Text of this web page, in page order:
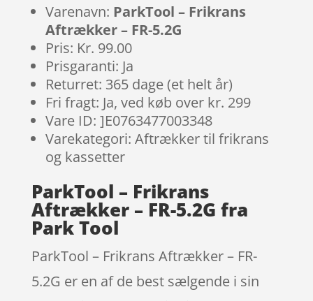
Varenavn: ParkTool – Frikrans
Aftrækker – FR-5.2G
Pris: Kr. 99.00
Prisgaranti: Ja
Returret: 365 dage (et helt år)
Fri fragt: Ja, ved køb over kr. 299
Vare ID: ]E0763477003348
Varekategori: Aftrækker til frikrans
og kassetter
ParkTool – Frikrans
Aftrækker – FR-5.2G fra
Park Tool
ParkTool – Frikrans Aftrækker – FR-
5.2G er en af de best sælgende i sin